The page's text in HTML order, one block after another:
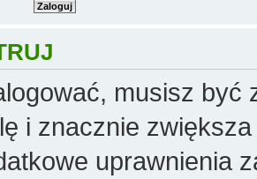
musisz być
i znacznie
uprawnienia